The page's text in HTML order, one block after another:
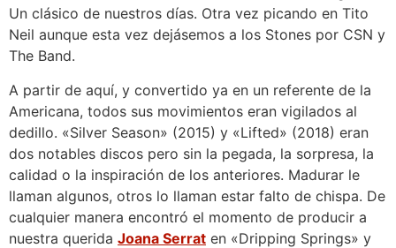
Un clásico de nuestros días. Otra vez picando en Tito
Neil aunque esta vez dejásemos a los Stones por CSN y
The Band.
A partir de aquí, y convertido ya en un referente de la
Americana, todos sus movimientos eran vigilados al
dedillo. «Silver Season» (2015) y «Lifted» (2018) eran
dos notables discos pero sin la pegada, la sorpresa, la
calidad o la inspiración de los anteriores. Madurar le
llaman algunos, otros lo llaman estar falto de chispa. De
cualquier manera encontró el momento de producir a
nuestra querida Joana Serrat en «Dripping Springs» y